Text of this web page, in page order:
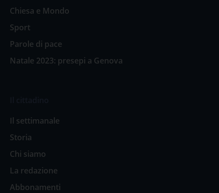
Chiesa e Mondo
Sport
Parole di pace
Natale 2023: presepi a Genova
Il settimanale
Storia
Chi siamo
La redazione
Abbonamenti